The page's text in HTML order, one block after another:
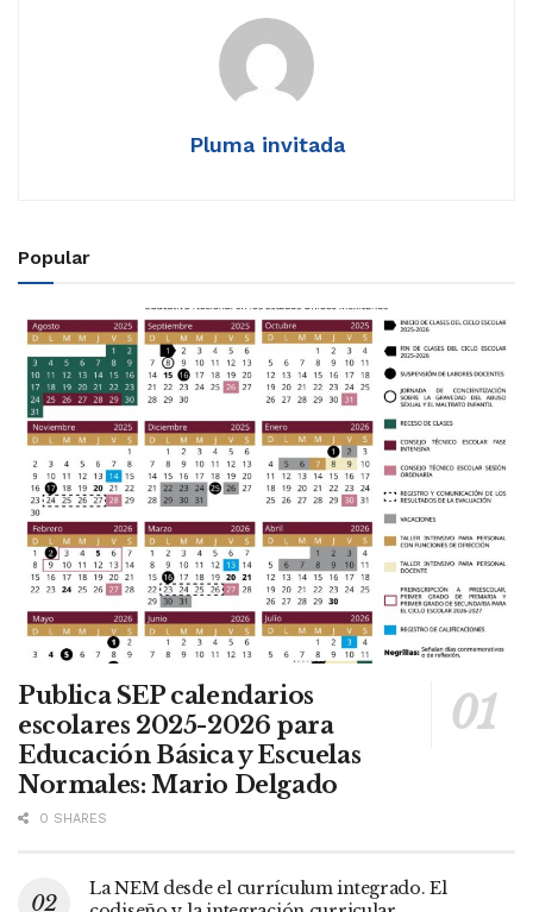
Pluma invitada
Popular
Publica SEP calendarios
escolares 2025-2026 para
Educación Básica y Escuelas
Normales: Mario Delgado
0 SHARES
La NEM desde el currículum integrado. El